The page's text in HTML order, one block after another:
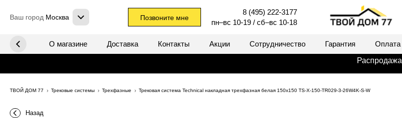
Ваш город Москва Позвоните мне
8 (495) 222-3177
пн–вс 10-19 / сб–вс 10-18
систем О магазине Доставка Контакты Акции Сотрудничество Гарантия Оплата
Распродажа
ТВОЙ ДОМ 77 Трековые системы Трехфазные Трековая система Technical накладная трехфазная белая 150x150 TS-X-150-TR029-3-26W4K-S-W
Назад